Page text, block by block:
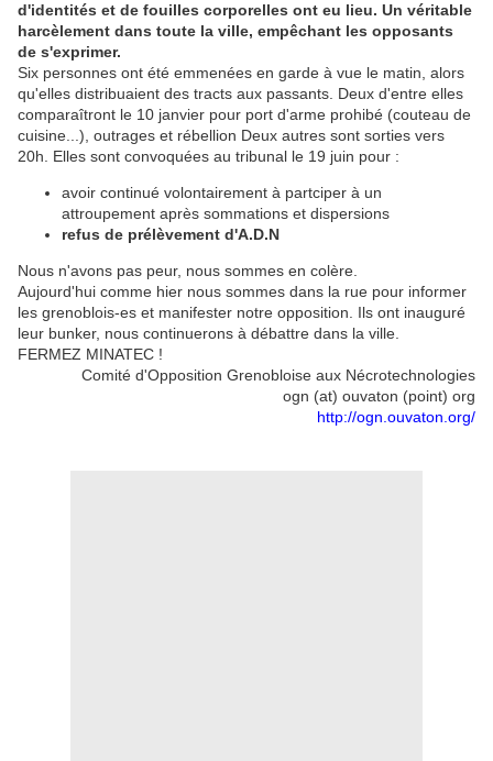
d'identités et de fouilles corporelles ont eu lieu. Un véritable
harcèlement dans toute la ville, empêchant les opposants
de s'exprimer.
Six personnes ont été emmenées en garde à vue le matin, alors
qu'elles distribuaient des tracts aux passants. Deux d'entre elles
comparaîtront le 10 janvier pour port d'arme prohibé (couteau de
cuisine...), outrages et rébellion Deux autres sont sorties vers
20h. Elles sont convoquées au tribunal le 19 juin pour :
avoir continué volontairement à partciper à un
attroupement après sommations et dispersions
refus de prélèvement d'A.D.N
Nous n'avons pas peur, nous sommes en colère.
Aujourd'hui comme hier nous sommes dans la rue pour informer
les grenoblois-es et manifester notre opposition. Ils ont inauguré
leur bunker, nous continuerons à débattre dans la ville.
FERMEZ MINATEC !
Comité d'Opposition Grenobloise aux Nécrotechnologies
ogn (at) ouvaton (point) org
http://ogn.ouvaton.org/